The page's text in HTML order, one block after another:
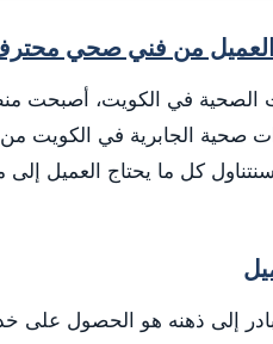
العميل من فني صحي
الصحية في الكويت، أصبحت
الجابرية في الكويت من
كل ما يحتاج العميل
إلى ذهنه هو الحصول